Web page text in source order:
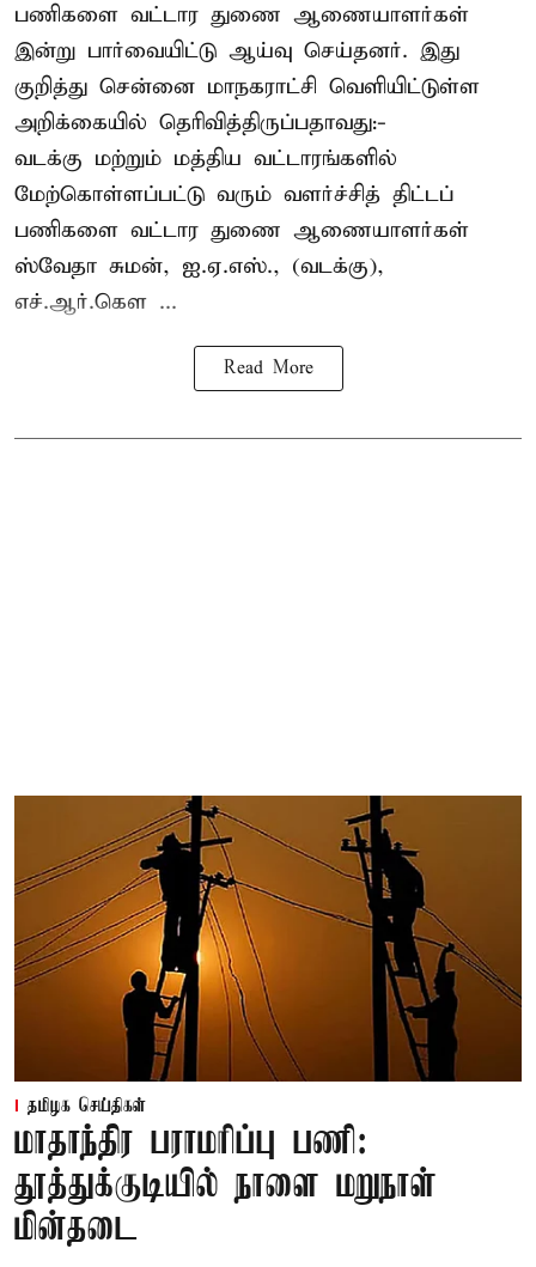
பணிகளை வட்டார துணை ஆணையாளர்கள்
இன்று பார்வையிட்டு ஆய்வு செய்தனர். இது
குறித்து சென்னை மாநகராட்சி வெளியிட்டுள்ள
அறிக்கையில் தெரிவித்திருப்பதாவது:-
வடக்கு மற்றும் மத்திய வட்டாரங்களில்
மேற்கொள்ளப்பட்டு வரும் வளர்ச்சித் திட்டப்
பணிகளை வட்டார துணை ஆணையாளர்கள்
ஸ்வேதா சுமன், ஐ.ஏ.எஸ்., (வடக்கு),
எச்.ஆர்.கௌ ...
Read More
தமிழக செய்திகள்
மாதாந்திர பராமரிப்பு பணி:
தூத்துக்குடியில் நாளை மறுநாள்
மின்தடை